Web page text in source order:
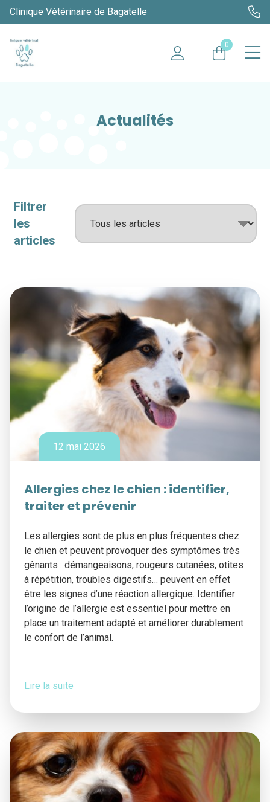
Clinique Vétérinaire de Bagatelle
0
Actualités
Filtrer
les
articles
12 mai 2026
Allergies chez le chien : identifier,
traiter et prévenir
Les allergies sont de plus en plus fréquentes chez
le chien et peuvent provoquer des symptômes très
gênants : démangeaisons, rougeurs cutanées, otites
à répétition, troubles digestifs… peuvent en effet
être les signes d’une réaction allergique. Identifier
l’origine de l’allergie est essentiel pour mettre en
place un traitement adapté et améliorer durablement
le confort de l’animal.
Lire la suite